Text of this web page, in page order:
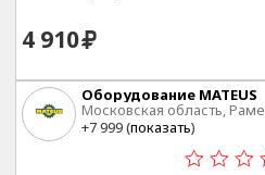
4 910
Оборудование MATEUS
Московская область,
Быково, ул.
+7 999 (показать)